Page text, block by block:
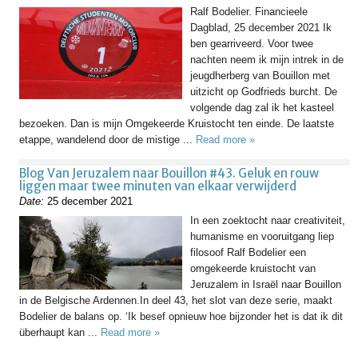
Ralf Bodelier. Financieele
Dagblad, 25 december 2021 Ik
ben gearriveerd. Voor twee
nachten neem ik mijn intrek in de
jeugdherberg van Bouillon met
uitzicht op Godfrieds burcht. De
volgende dag zal ik het kasteel
bezoeken. Dan is mijn Omgekeerde Kruistocht ten einde. De laatste
etappe, wandelend door de mistige ... Read more »
Blog Van Jeruzalem naar Bouillon #43. Geluk en rouw
liggen maar twee minuten van elkaar verwijderd
Date: 25 december 2021
In een zoektocht naar creativiteit,
humanisme en vooruitgang liep
filosoof Ralf Bodelier een
omgekeerde kruistocht van
Jeruzalem in Israël naar Bouillon
in de Belgische Ardennen.In deel 43, het slot van deze serie, maakt
Bodelier de balans op. ‘Ik besef opnieuw hoe bijzonder het is dat ik dit
überhaupt kan ... Read more »